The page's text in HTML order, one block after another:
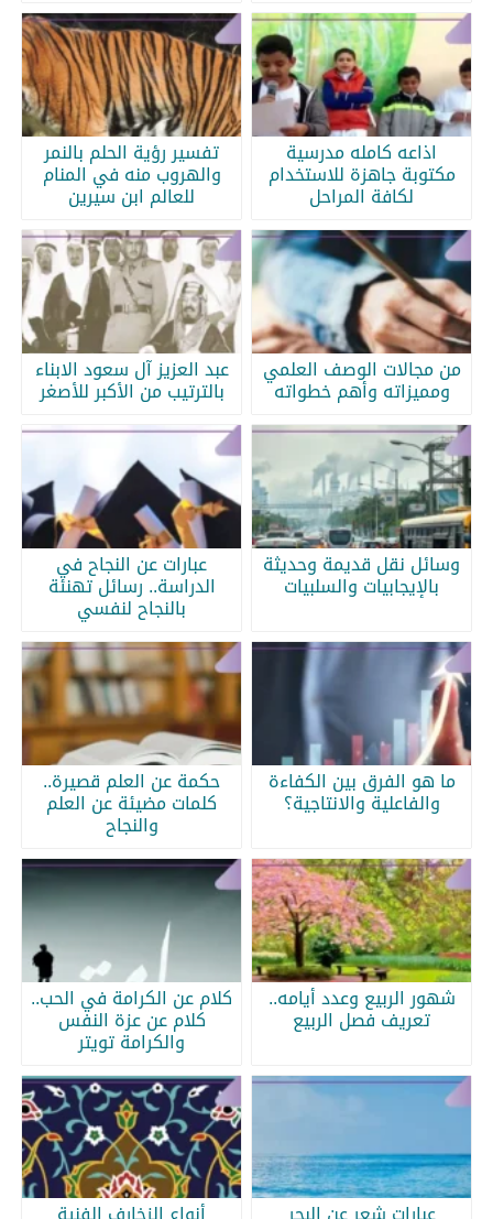
اذاعه كامله مدرسية
مكتوبة جاهزة للاستخدام
لكافة المراحل
تفسير رؤية الحلم بالنمر
والهروب منه في المنام
للعالم ابن سيرين
من مجالات الوصف العلمي
ومميزاته وأهم خطواته
عبد العزيز آل سعود الابناء
بالترتيب من الأكبر للأصغر
وسائل نقل قديمة وحديثة
بالإيجابيات والسلبيات
عبارات عن النجاح في
الدراسة.. رسائل تهنئة
بالنجاح لنفسي
ما هو الفرق بين الكفاءة
والفاعلية والانتاجية؟
حكمة عن العلم قصيرة..
كلمات مضيئة عن العلم
والنجاح
شهور الربيع وعدد أيامه..
تعريف فصل الربيع
كلام عن الكرامة في الحب..
كلام عن عزة النفس
والكرامة تويتر